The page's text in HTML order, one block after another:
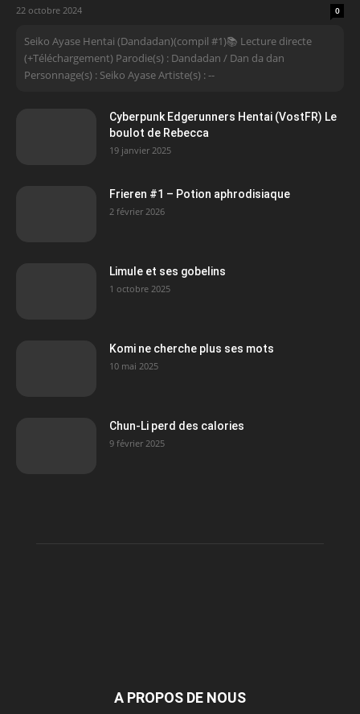
22 octobre 2024 0
Seiko Ayase Hentai (Dandadan)(compil #1)📚 Lecture directe
(+Téléchargement) Parodie(s) : Dandadan / Dan da dan
Personnage(s) : Seiko Ayase Artiste(s) : --
Cyberpunk Edgerunners Hentai (VostFR) Le
boulot de Rebecca
19 janvier 2025
Frieren #1 – Potion aphrodisiaque
2 février 2026
Limule et ses gobelins
1 octobre 2025
Komi ne cherche plus ses mots
10 mai 2025
Chun-Li perd des calories
9 février 2025
A PROPOS DE NOUS